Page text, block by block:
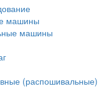
машины
машины
(распошивальные)